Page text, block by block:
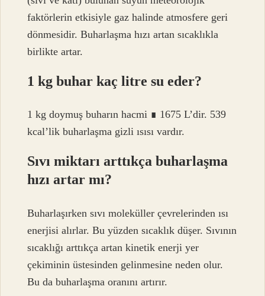
faktörlerin etkisiyle gaz halinde atmosfere geri
dönmesidir. Buharlaşma hızı artan sıcaklıkla
birlikte artar.
1 kg buhar kaç litre su eder?
1 kg doymuş buharın hacmi ∎ 1675 L’dir. 539
kcal’lik buharlaşma gizli ısısı vardır.
Sıvı miktarı arttıkça buharlaşma
hızı artar mı?
Buharlaşırken sıvı moleküller çevrelerinden ısı
enerjisi alırlar. Bu yüzden sıcaklık düşer. Sıvının
sıcaklığı arttıkça artan kinetik enerji yer
çekiminin üstesinden gelinmesine neden olur.
Bu da buharlaşma oranını artırır.